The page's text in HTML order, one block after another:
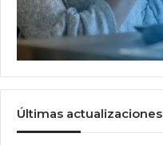
Últimas actualizaciones